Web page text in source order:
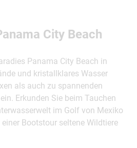
City Beach
Panama City Beach in
und kristallklares Wasser
als auch zu spannenden
Erkunden Sie beim Tauchen
im Golf von Mexiko
Bootstour seltene Wildtiere